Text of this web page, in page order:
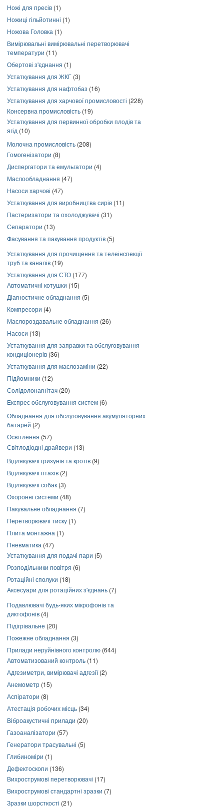
Ножі для пресів (1)
Ножиці гільйотинні (1)
Ножова Головка (1)
Вимірювальні вимірювальні перетворювачі
температури (11)
Обертові з'єднання (1)
Устаткування для ЖКГ (3)
Устаткування для нафтобаз (16)
Устаткування для харчової промисловості (228)
Консервна промисловість (19)
Устаткування для первинної обробки плодів та
ягід (10)
Молочна промисловість (208)
Гомогенізатори (8)
Диспергатори та емульгатори (4)
Маслообладнання (47)
Насоси харчові (47)
Устаткування для виробництва сирів (11)
Пастеризатори та охолоджувачі (31)
Сепаратори (13)
Фасування та пакування продуктів (5)
Устаткування для прочищення та телеінспекції
труб та каналів (19)
Устаткування для СТО (177)
Автоматичні котушки (15)
Діагностичне обладнання (5)
Компресори (4)
Маслороздавальне обладнання (26)
Насоси (13)
Устаткування для заправки та обслуговування
кондиціонерів (36)
Устаткування для маслозаміни (22)
Підйомники (12)
Солідолонагнітач (20)
Експрес обслуговування систем (6)
Обладнання для обслуговування акумуляторних
батарей (2)
Освітлення (57)
Світлодіодні драйвери (13)
Відлякувачі гризунів та кротів (9)
Відлякувачі птахів (2)
Відлякувачі собак (3)
Охоронні системи (48)
Пакувальне обладнання (7)
Перетворювачі тиску (1)
Плита монтажна (1)
Пневматика (47)
Устаткування для подачі пари (5)
Розподільники повітря (6)
Ротаційні сполуки (18)
Аксесуари для ротаційних з'єднань (7)
Подавлювачі будь-яких мікрофонів та
диктофонів (4)
Підігрівальне (20)
Пожежне обладнання (3)
Прилади неруйнівного контролю (644)
Автоматизований контроль (11)
Адгезиметри, вимірювачі адгезії(2)
Анемометр (15)
Аспіратори (8)
Атестація робочих місць (34)
Віброакустичні прилади (20)
Газоаналізатори (57)
Генератори трасувальні (5)
Глибиноміри (1)
Дефектоскопи (136)
Вихрострумові перетворювачі (17)
Вихрострумові стандартні зразки (7)
Зразки шорсткості (21)